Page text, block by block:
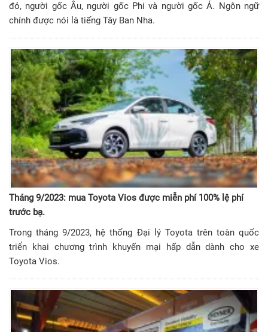
đỏ, người gốc Âu, người gốc Phi và người gốc Á. Ngôn ngữ
chính được nói là tiếng Tây Ban Nha.
Tháng 9/2023: mua Toyota Vios được miễn phí 100% lệ phí
trước bạ.
Trong tháng 9/2023, hệ thống Đại lý Toyota trên toàn quốc
triển khai chương trình khuyến mại hấp dẫn dành cho xe
Toyota Vios.